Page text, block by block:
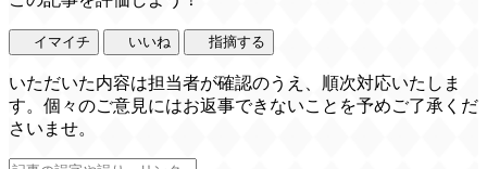
イマイチ いいね 指摘する
いただいた内容は担当者が確認のうえ、順次対応いたしま
す。個々のご意見にはお返事できないことを予めご了承くだ
さいませ。